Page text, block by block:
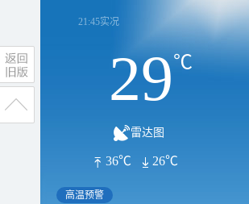
21:45实况
29℃
雷达图
36℃ 26℃
高温预警